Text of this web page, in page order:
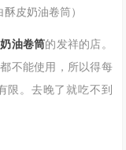
皮奶油卷筒）
油卷筒的发祥的店。
不能使用，所以得每
限 。去晚了就吃不到